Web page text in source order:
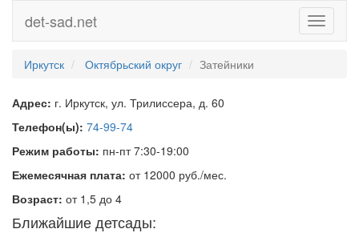
Toggle
det-sad.net
Иркутск Октябрьский округ Затейники
Адрес: г. Иркутск, ул. Трилиссера, д. 60
Телефон(ы): 74-99-74
Режим работы: пн-пт 7:30-19:00
Ежемесячная плата: от 12000 руб./мес.
Возраст: от 1,5 до 4
Ближайшие детсады: